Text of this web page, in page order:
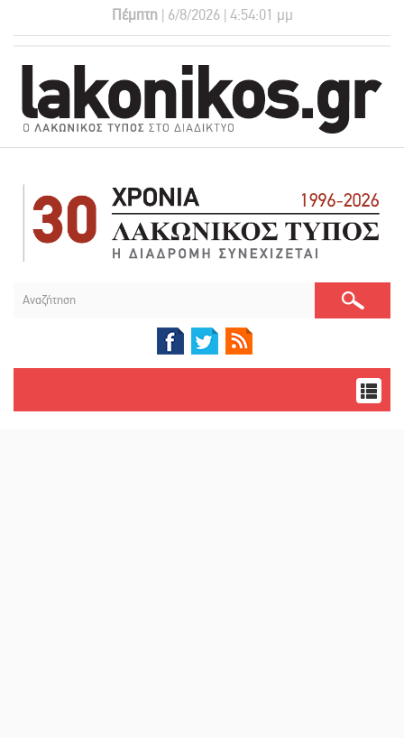
Πέμπτη | 6/8/2026 | 4:54:01 μμ